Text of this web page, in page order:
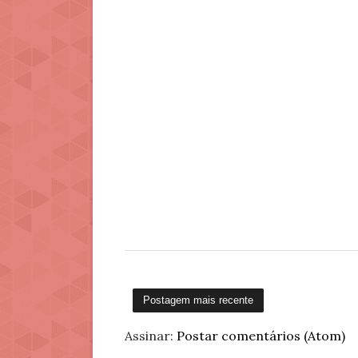
Postagem mais recente
Assinar: Postar comentários (Atom)